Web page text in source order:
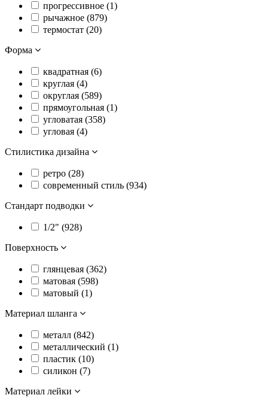
прогрессивное (1)
рычажное (879)
термостат (20)
Форма
квадратная (6)
круглая (4)
округлая (589)
прямоугольная (1)
угловатая (358)
угловая (4)
Стилистика дизайна
ретро (28)
современный стиль (934)
Стандарт подводки
1/2" (928)
Поверхность
глянцевая (362)
матовая (598)
матовый (1)
Материал шланга
металл (842)
металлический (1)
пластик (10)
силикон (7)
Материал лейки